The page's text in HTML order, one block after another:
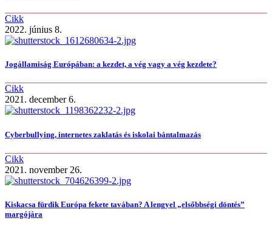
Cikk
2022. június 8.
Jogállamiság Európában: a kezdet, a vég vagy a vég kezdete?
Cikk
2021. december 6.
Cyberbullying, internetes zaklatás és iskolai bántalmazás
Cikk
2021. november 26.
Kiskacsa fürdik Európa fekete tavában? A lengyel „elsőbbségi döntés”
margójára